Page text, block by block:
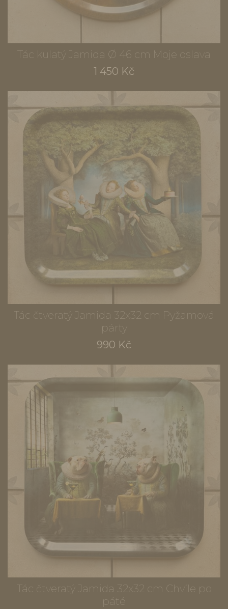
Tác kulatý Jamida Ø 46 cm Moje oslava
1 450 Kč
Tác čtveratý Jamida 32x32 cm Pyžamová
párty
990 Kč
Tác čtveratý Jamida 32x32 cm Chvíle po
páté